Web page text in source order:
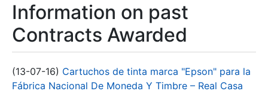
Information on past
Contracts Awarded
(13-07-16) Cartuchos de tinta marca "Epson" para la
Fábrica Nacional De Moneda Y Timbre – Real Casa